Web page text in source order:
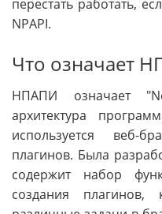
перестать работать,
NPAPI.
Что означает
НПАПИ означает
архитектура
используется веб-
плагинов. Была
содержит набор
создания плагинов,